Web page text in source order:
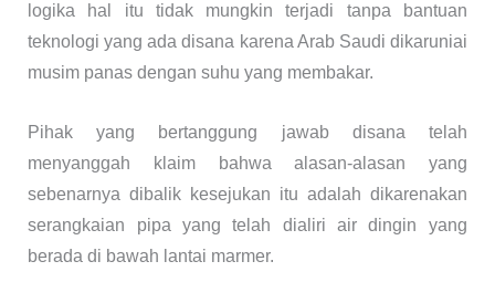
logika hal itu tidak mungkin terjadi tanpa bantuan
teknologi yang ada disana karena Arab Saudi dikaruniai
musim panas dengan suhu yang membakar.
Pihak yang bertanggung jawab disana telah
menyanggah klaim bahwa alasan-alasan yang
sebenarnya dibalik kesejukan itu adalah dikarenakan
serangkaian pipa yang telah dialiri air dingin yang
berada di bawah lantai marmer.